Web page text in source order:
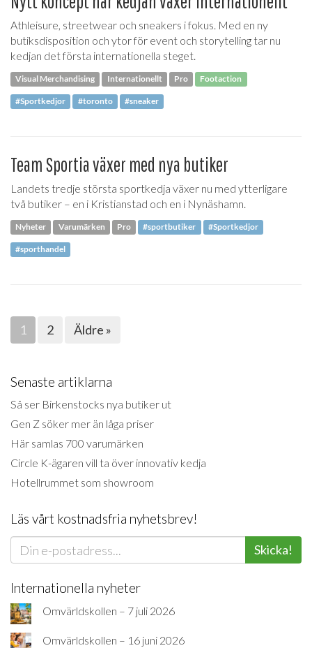
Athleisure, streetwear och sneakers i fokus. Med en ny
butiksdisposition och ytor för event och storytelling tar nu
kedjan det första internationella steget.
Visual Merchandising Internationellt Pro Footaction
#Sportkedjor #toronto #sneaker
Team Sportia växer med nya butiker
Landets tredje största sportkedja växer nu med ytterligare
två butiker – en i Kristianstad och en i Nynäshamn.
Nyheter Varumärken Pro #sportbutiker #Sportkedjor
#sporthandel
1 2 Äldre »
Senaste artiklarna
Så ser Birkenstocks nya butiker ut
Gen Z söker mer än låga priser
Här samlas 700 varumärken
Circle K-ägaren vill ta över innovativ kedja
Hotellrummet som showroom
Läs vårt kostnadsfria nyhetsbrev!
Skicka!
Internationella nyheter
Omvärldskollen – 7 juli 2026
Omvärldskollen – 16 juni 2026